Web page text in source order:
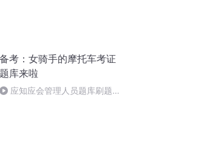
备考：女骑手的摩托车考证
题库来啦
应知应会管理人员题库刷题